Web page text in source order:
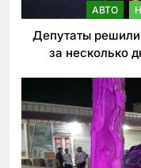
АВТО
Депутаты решили
за несколько